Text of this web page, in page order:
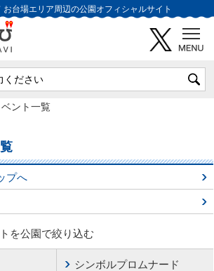
お台場エリア周辺の公園オフィシャルサイト
ベント一覧
プへ
を公園で絞り込む
シンボルプロムナード